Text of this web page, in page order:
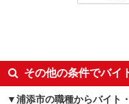
（規定あり） ゜+゜・。○。・
い・週
株式会社シエロ
英語が活かせる
日払い
交通費支給
その他の条件でバイ
浦添市の職種からバイト